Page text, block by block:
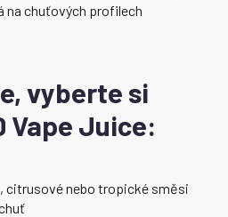
na chuťových profilech
vyberte si
Vape Juice:
citrusové nebo tropické směsi